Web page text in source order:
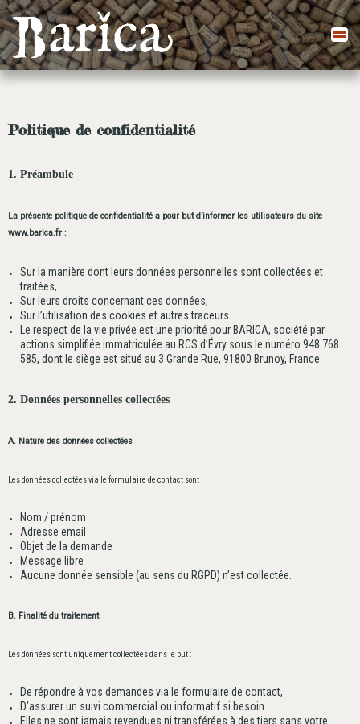
Aller
au
contenu
Politique de confidentialité
1. Préambule
La présente politique de confidentialité a pour but d’informer les utilisateurs du site
www.barica.fr :
Sur la manière dont leurs données personnelles sont collectées et
traitées,
Sur leurs droits concernant ces données,
Sur l’utilisation des cookies et autres traceurs.
Le respect de la vie privée est une priorité pour BARICA, société par
actions simplifiée immatriculée au RCS d’Évry sous le numéro 948 768
585, dont le siège est situé au 3 Grande Rue, 91800 Brunoy, France.
2. Données personnelles collectées
A. Nature des données collectées
Les données collectées via le formulaire de contact sont :
Nom / prénom
Adresse email
Objet de la demande
Message libre
Aucune donnée sensible (au sens du RGPD) n’est collectée.
B. Finalité du traitement
Les données sont uniquement collectées dans le but :
De répondre à vos demandes via le formulaire de contact,
D’assurer un suivi commercial ou informatif si besoin.
Elles ne sont jamais revendues ni transférées à des tiers sans votre